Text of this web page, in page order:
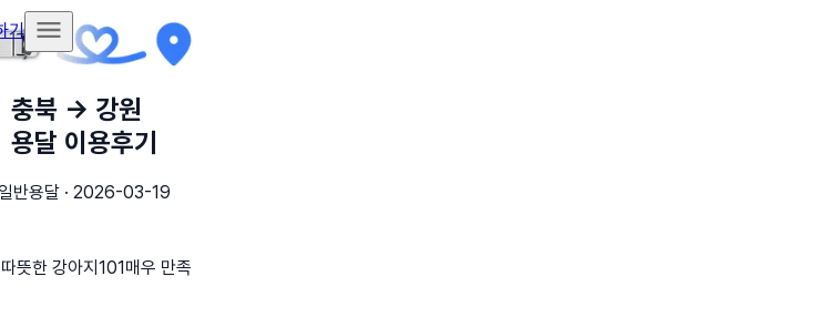
기
충북 → 강원
용달 이용후기
일반용달 · 2026-03-19
따뜻한 강아지101매우 만족